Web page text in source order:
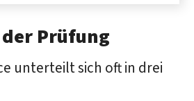
Prüfung
unterteilt sich oft in drei